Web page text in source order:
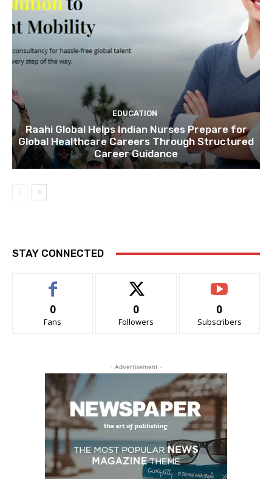
EDUCATION
Raahi Global Helps Indian Nurses Prepare for
Global Healthcare Careers Through Structured
Career Guidance
STAY CONNECTED
0
Fans
0
Followers
0
Subscribers
- Advertisement -